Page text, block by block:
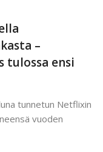
–
tulossa ensi
tunnetun Netflixin
vuoden